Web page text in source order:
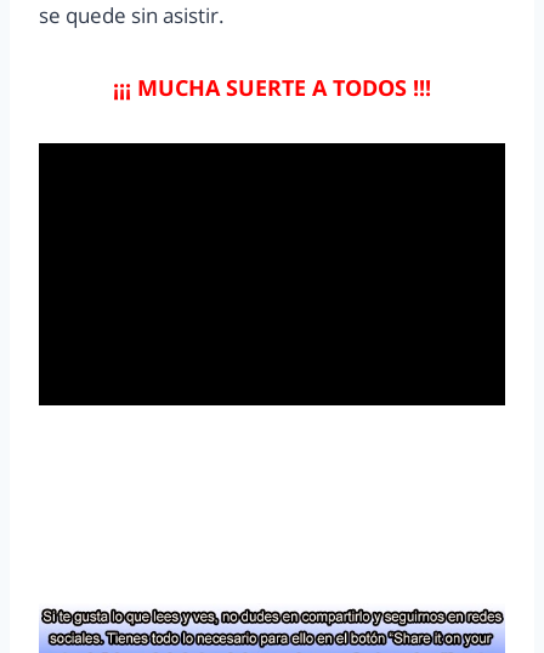
se quede sin asistir.
¡¡¡ MUCHA SUERTE A TODOS !!!